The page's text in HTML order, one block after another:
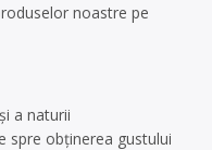
noastre pe
a naturii
spre obţinerea gustului